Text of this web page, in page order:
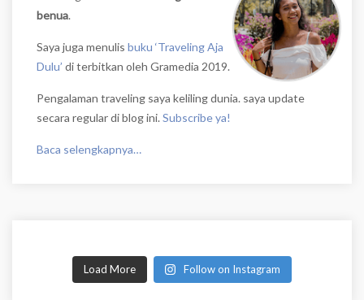
benua.
Saya juga menulis buku ‘Traveling Aja
Dulu’ di terbitkan oleh Gramedia 2019.
Pengalaman traveling saya keliling dunia. saya update
secara regular di blog ini. Subscribe ya!
Baca selengkapnya…
Load More Follow on Instagram